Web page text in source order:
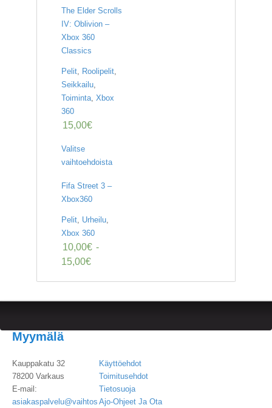
The Elder Scrolls
IV: Oblivion –
Xbox 360
Classics
Pelit, Roolipelit,
Seikkailu,
Toiminta, Xbox
360
15,00€
Valitse
vaihtoehdoista
Fifa Street 3 –
Xbox360
Pelit, Urheilu,
Xbox 360
10,00€ -
15,00€
Myymälä
Kauppakatu 32
78200 Varkaus
E-mail:
asiakaspalvelu@vaihtos
Käyttöehdot
Toimitusehdot
Tietosuoja
Ajo-Ohjeet Ja Ota